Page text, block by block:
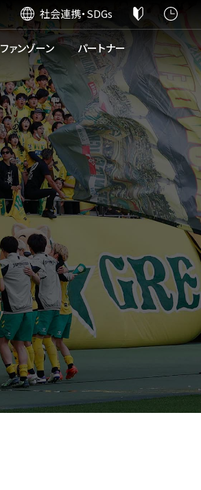
社会連携・SDGs
ファンゾーン パートナー